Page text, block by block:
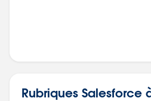
Rubriques Salesforce